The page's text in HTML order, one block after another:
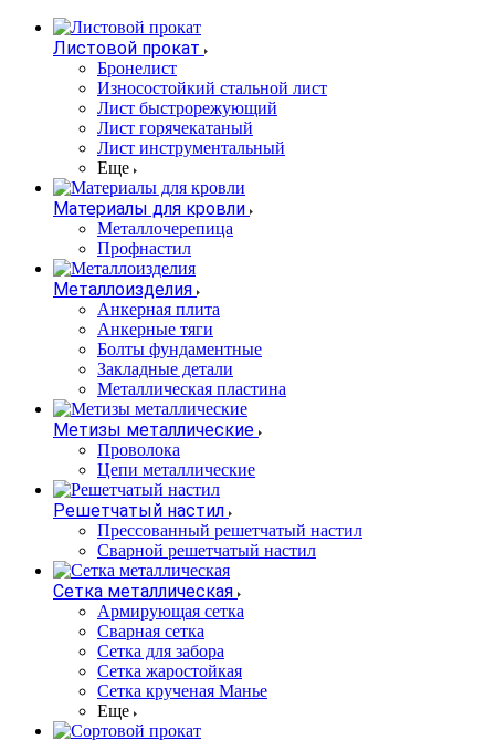
Листовой прокат
Бронелист
Износостойкий стальной лист
Лист быстрорежующий
Лист горячекатаный
Лист инструментальный
Еще
Материалы для кровли
Металлочерепица
Профнастил
Металлоизделия
Анкерная плита
Анкерные тяги
Болты фундаментные
Закладные детали
Металлическая пластина
Метизы металлические
Проволока
Цепи металлические
Решетчатый настил
Прессованный решетчатый настил
Сварной решетчатый настил
Сетка металлическая
Армирующая сетка
Сварная сетка
Сетка для забора
Сетка жаростойкая
Сетка крученая Манье
Еще